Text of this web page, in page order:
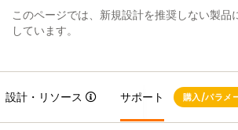
このページでは、新規設計を推奨しない製品
しています。
設計・リソース サポート 購入/パラメ